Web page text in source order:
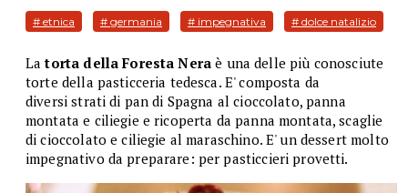
# etnica # germania # impegnativa # dolce natalizio
Latorta della Foresta Nera è una delle più conosciute
torte della pasticceria tedesca. E' composta da
diversi strati di pan di Spagna al cioccolato, panna
montata e ciliegie e ricoperta da panna montata, scaglie
di cioccolato e ciliegie al maraschino. E' un dessert molto
impegnativo da preparare: per pasticcieri provetti.